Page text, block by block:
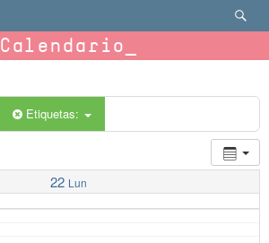
Calendario
Etiquetas:
22 Lun